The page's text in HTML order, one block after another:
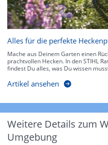
Alles für die perfekte
Mache aus Deinem Garten einen
prachtvollen Hecken. In den STIHL
findest Du alles, was Du wissen
Artikel ansehen
Weitere Details zum
Umgebung